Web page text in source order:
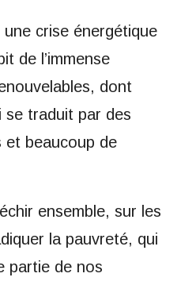
crise énergétique
de l’immense
dont
se traduit par des
et beaucoup de
ensemble, sur les
la pauvreté, qui
partie de nos